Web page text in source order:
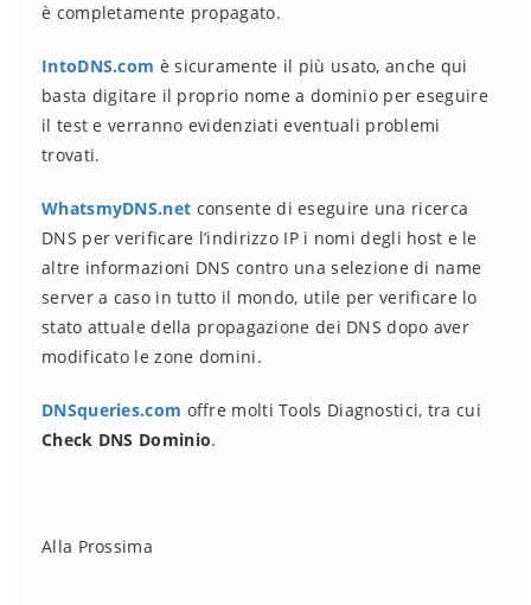
è completamente propagato.
IntoDNS.com è sicuramente il più usato, anche qui
basta digitare il proprio nome a dominio per eseguire
il test e verranno evidenziati eventuali problemi
trovati.
WhatsmyDNS.net consente di eseguire una ricerca
DNS per verificare l’indirizzo IP i nomi degli host e le
altre informazioni DNS contro una selezione di name
server a caso in tutto il mondo, utile per verificare lo
stato attuale della propagazione dei DNS dopo aver
modificato le zone domini.
DNSqueries.com offre molti Tools Diagnostici, tra cui
Check DNS Dominio.
Alla Prossima